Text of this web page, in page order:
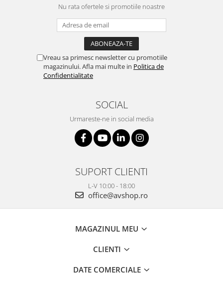
Nu rata ofertele si promotiile noastre
Vreau sa primesc newsletter cu promotiile
magazinului. Afla mai multe in Politica de
Confidentialitate
SOCIAL
Urmareste-ne in social media
SUPORT CLIENTI
L-V 10:00 - 18:00
office@avshop.ro
MAGAZINUL MEU
CLIENTI
DATE COMERCIALE